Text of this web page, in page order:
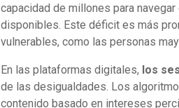
capacidad de millones para
disponibles. Este déficit es más
vulnerables, como las personas
En las plataformas digitales, los
de las desigualdades. Los
contenido basado en intereses